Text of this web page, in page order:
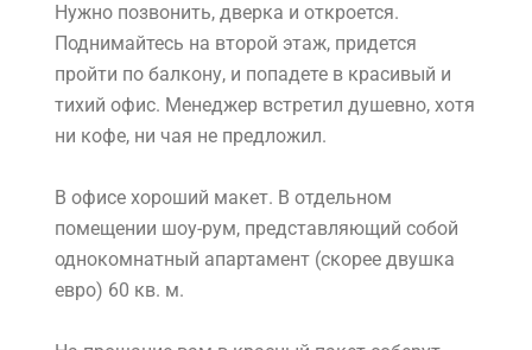
Нужно позвонить, дверка и откроется.
Поднимайтесь на второй этаж, придется
пройти по балкону, и попадете в красивый и
тихий офис. Менеджер встретил душевно, хотя
ни кофе, ни чая не предложил.
В офисе хороший макет. В отдельном
помещении шоу-рум, представляющий собой
однокомнатный апартамент (скорее двушка
евро) 60 кв. м.